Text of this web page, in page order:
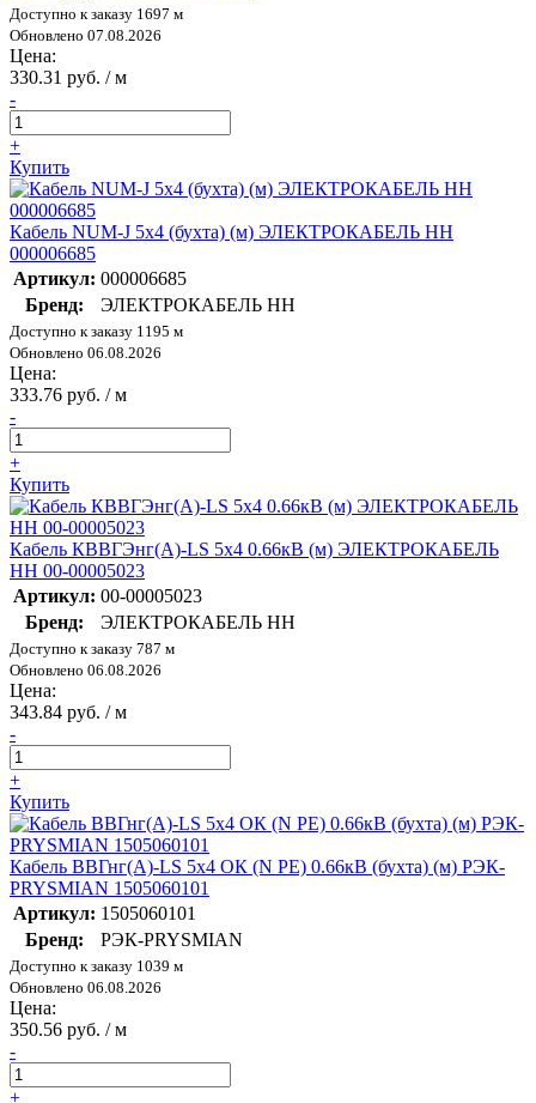
Доступно к заказу 1697 м
Обновлено 07.08.2026
Цена:
330.31 руб. / м
-
+
Купить
Кабель NUM-J 5х4 (бухта) (м) ЭЛЕКТРОКАБЕЛЬ НН
000006685
Артикул: 000006685
Бренд:
ЭЛЕКТРОКАБЕЛЬ НН
Доступно к заказу 1195 м
Обновлено 06.08.2026
Цена:
333.76 руб. / м
-
+
Купить
Кабель КВВГЭнг(А)-LS 5х4 0.66кВ (м) ЭЛЕКТРОКАБЕЛЬ
НН 00-00005023
Артикул: 00-00005023
Бренд:
ЭЛЕКТРОКАБЕЛЬ НН
Доступно к заказу 787 м
Обновлено 06.08.2026
Цена:
343.84 руб. / м
-
+
Купить
Кабель ВВГнг(А)-LS 5х4 ОК (N PE) 0.66кВ (бухта) (м) РЭК-
PRYSMIAN 1505060101
Артикул: 1505060101
Бренд:
РЭК-PRYSMIAN
Доступно к заказу 1039 м
Обновлено 06.08.2026
Цена:
350.56 руб. / м
-
+